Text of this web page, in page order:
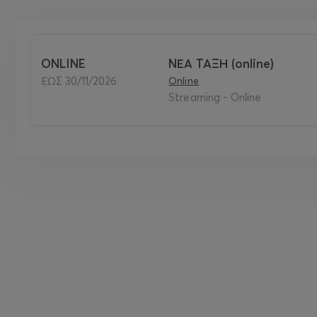
ONLINE
ΕΩΣ 30/11/2026
ΝΕΑ ΤΑΞΗ (online)
Online
Streaming - Online